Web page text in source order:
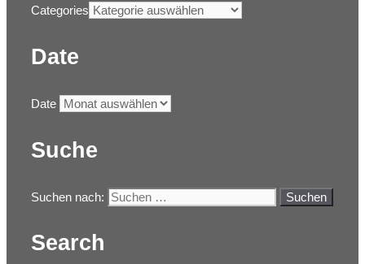
Categories
Date
Date
Suche
Suchen nach:
Search